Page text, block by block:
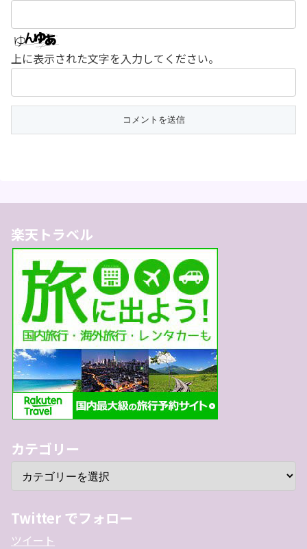
上に表示された文字を入力してください。
楽天トラベル
カテゴリー
Twitter でフォロー
ツイート